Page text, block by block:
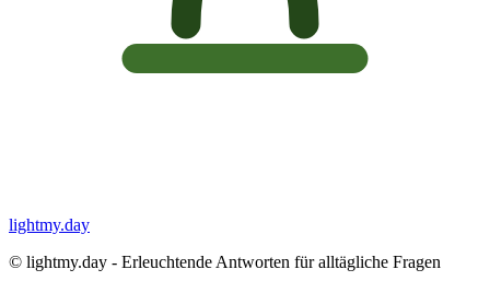
lightmy.day
© lightmy.day - Erleuchtende Antworten für alltägliche Fragen